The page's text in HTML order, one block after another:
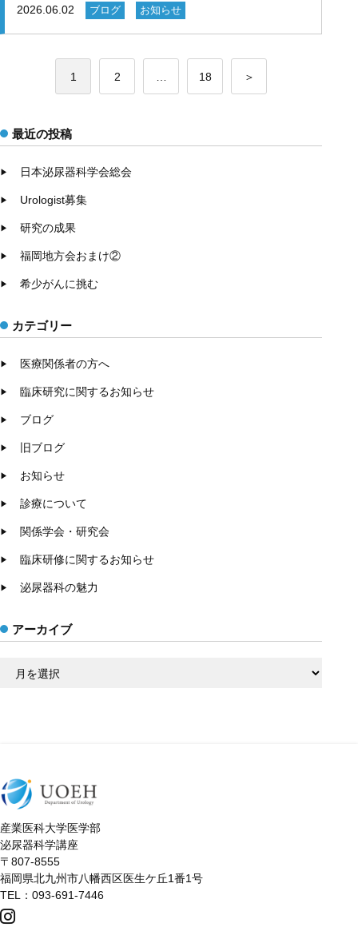
のあらゆる臓器に発生します。 学会には整形外科・一般
れました。診療科や職種の垣根を越えた学際的な協力が不
可欠な分野です。 当教室からは湊 晶規先生が参加され、
『Paratesticular soft tissue sarcomaの治療と長期予後に
した。
2026.06.02 ブログ お知らせ
ペ
ジ
送
り
1 2 18 ＞
最近の投稿
日本泌尿器科学会総会
Urologist募集
研究の成果
福岡地方会おまけ②
希少がんに挑む
カテゴリー
医療関係者の方へ
臨床研究に関するお知らせ
ブログ
旧ブログ
お知らせ
診療について
関係学会・研究会
臨床研修に関するお知らせ
泌尿器科の魅力
アーカイブ
産業医科大学医学部
泌尿器科学講座
〒807-8555
福岡県北九州市八幡西区医生ケ丘1番1号
TEL：093-691-7446